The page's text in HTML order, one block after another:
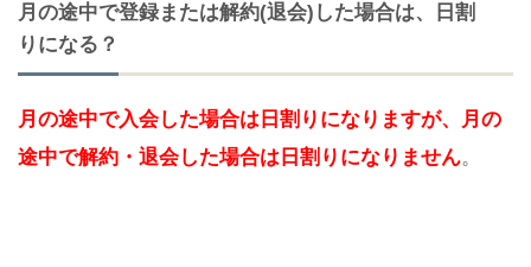
月の途中で登録または解約(退会)した場合は、日割
りになる？
月の途中で入会した場合は日割りになりますが、月の
途中で解約・退会した場合は日割りになりません。